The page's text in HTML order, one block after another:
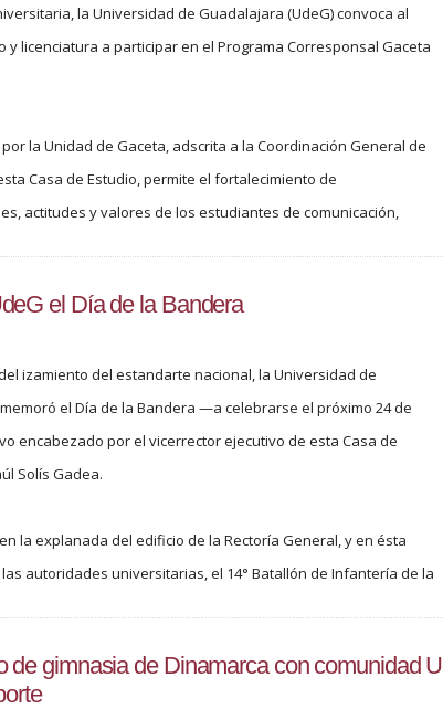
la Universidad de Guadalajara (UdeG) convoca al
y licenciatura a participar en el Programa Corresponsal Gaceta
la Unidad de Gaceta, adscrita a la Coordinación General de
Casa de Estudio, permite el fortalecimiento de
actitudes y valores de los estudiantes de comunicación,
el Día de la Bandera
izamiento del estandarte nacional, la Universidad de
el Día de la Bandera —a celebrarse el próximo 24 de
encabezado por el vicerrector ejecutivo de esta Casa de
Solís Gadea.
la explanada del edificio de la Rectoría General, y en ésta
autoridades universitarias, el 14° Batallón de Infantería de la
de gimnasia de Dinamarca con comunidad